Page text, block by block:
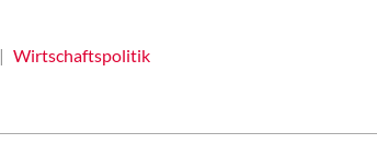
Wirtschaftspolitik